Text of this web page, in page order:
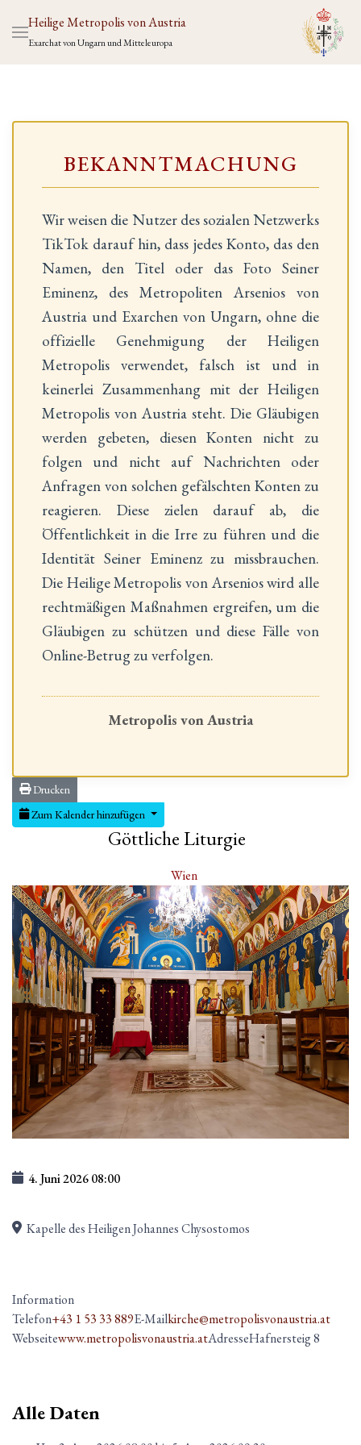
Heilige Metropolis von Austria
Exarchat von Ungarn und Mitteleuropa
BEKANNTMACHUNG
Wir weisen die Nutzer des sozialen Netzwerks
TikTok darauf hin, dass jedes Konto, das den
Namen, den Titel oder das Foto Seiner
Eminenz, des Metropoliten Arsenios von
Austria und Exarchen von Ungarn, ohne die
offizielle Genehmigung der Heiligen
Metropolis verwendet, falsch ist und in
keinerlei Zusammenhang mit der Heiligen
Metropolis von Austria steht. Die Gläubigen
werden gebeten, diesen Konten nicht zu
folgen und nicht auf Nachrichten oder
Anfragen von solchen gefälschten Konten zu
reagieren. Diese zielen darauf ab, die
Öffentlichkeit in die Irre zu führen und die
Identität Seiner Eminenz zu missbrauchen.
Die Heilige Metropolis von Arsenios wird alle
rechtmäßigen Maßnahmen ergreifen, um die
Gläubigen zu schützen und diese Fälle von
Online-Betrug zu verfolgen.
Metropolis von Austria
Drucken
Zum Kalender hinzufügen
Göttliche Liturgie
Wien
4. Juni 202608:00
Kapelle des Heiligen Johannes Chysostomos
Information
Telefon+43 1 53 33 889E-Mailkirche@metropolisvonaustria.at
Webseitewww.metropolisvonaustria.atAdresseHafnersteig 8
Alle Daten